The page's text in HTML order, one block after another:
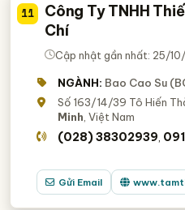
11
Công Ty TNHH
Chí
Cập nhật gần nhất: 25/
NGÀNH: Bao Cao Su
Số 163/14/39 Tô Hiến
Minh , Việt Nam
(028) 38302939
Gửi Email